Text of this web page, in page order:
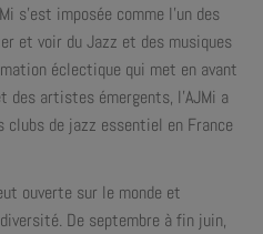
s’est imposée comme l’un des
et voir du Jazz et des musiques
éclectique qui met en avant
artistes émergents, l’AJMi a
clubs de jazz essentiel en France
ouverte sur le monde et
De septembre à fin juin,